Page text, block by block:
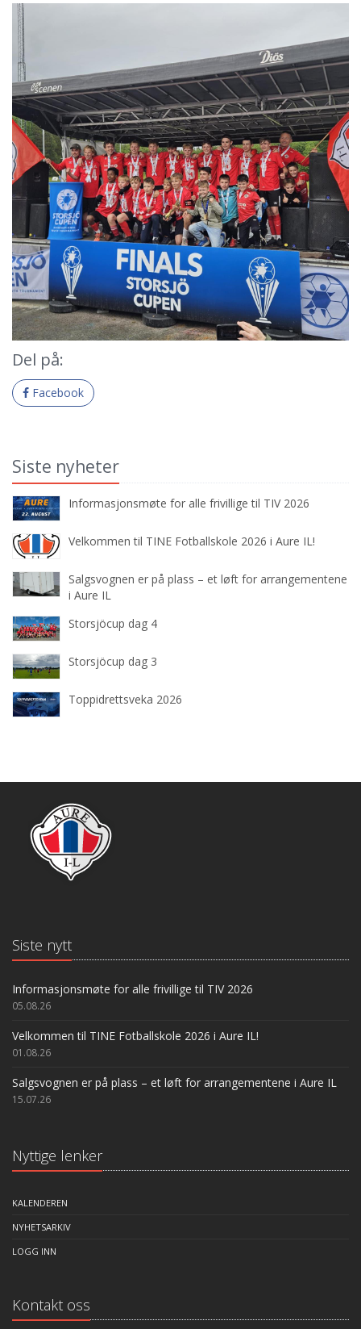
Del på:
Facebook
Siste nyheter
Informasjonsmøte for alle frivillige til TIV 2026
Velkommen til TINE Fotballskole 2026 i Aure IL!
Salgsvognen er på plass – et løft for arrangementene
i Aure IL
Storsjöcup dag 4
Storsjöcup dag 3
Toppidrettsveka 2026
Siste nytt
Informasjonsmøte for alle frivillige til TIV 2026
05.08.26
Velkommen til TINE Fotballskole 2026 i Aure IL!
01.08.26
Salgsvognen er på plass – et løft for arrangementene i Aure IL
15.07.26
Nyttige lenker
KALENDEREN
NYHETSARKIV
LOGG INN
Kontakt oss